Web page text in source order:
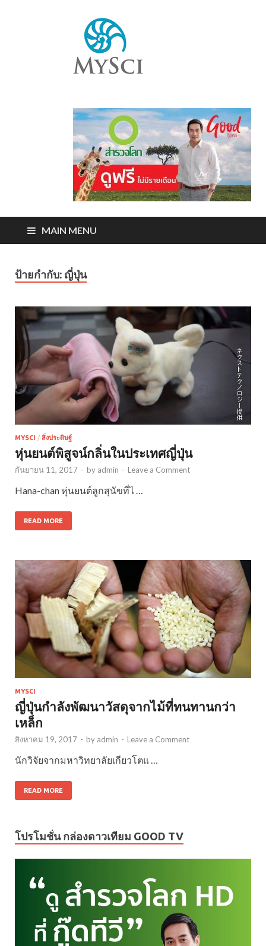
MAIN MENU
ป้ายกำกับ: ญี่ปุ่น
MYSCI / สิ่งประดิษฐ์
หุ่นยนต์พิสูจน์กลิ่นในประเทศญี่ปุ่น
กันยายน 11, 2017 - by admin - Leave a Comment
Hana-chan หุ่นยนต์ลูกสุนัขที่ไ …
READ MORE
MYSCI
ญี่ปุ่นกำลังพัฒนาวัสดุจากไม้ที่ทนทานกว่า
เหล็ก
สิงหาคม 19, 2017 - by admin - Leave a Comment
นักวิจัยจากมหาวิทยาลัยเกียวโตแ …
READ MORE
โปรโมชั่น กล่องดาวเทียม GOOD TV